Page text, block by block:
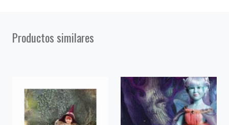
Productos similares